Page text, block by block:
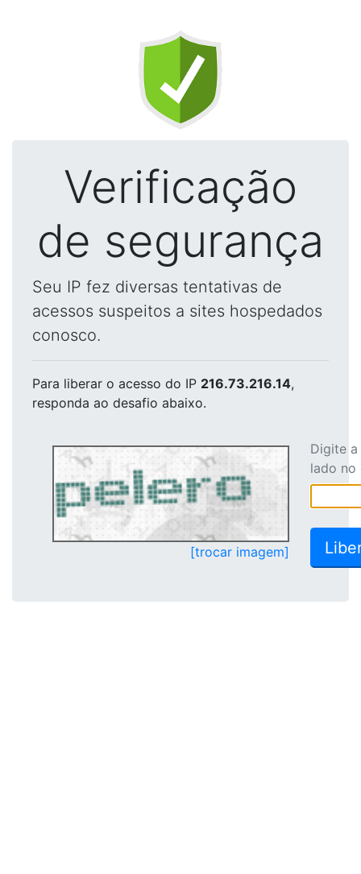
Verificação
de segurança
Seu IP fez diversas tentativas de
acessos suspeitos a sites hospedados
conosco.
Para liberar o acesso do IP 216.73.216.14,
responda ao desafio abaixo.
[trocar imagem]
Digite
lado no